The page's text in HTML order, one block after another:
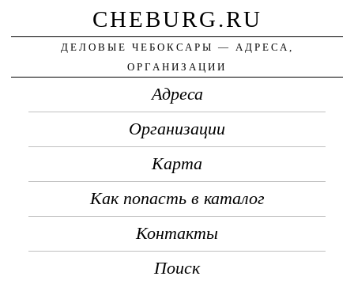
CHEBURG.RU
ДЕЛОВЫЕ ЧЕБОКСАРЫ — АДРЕСА,
ОРГАНИЗАЦИИ
Адреса
Организации
Карта
Как попасть в каталог
Контакты
Поиск